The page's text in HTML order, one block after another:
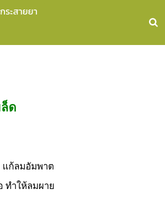
ระสายยา
ล็ด
แก้ลมอัมพาต
ทำให้ลมผาย